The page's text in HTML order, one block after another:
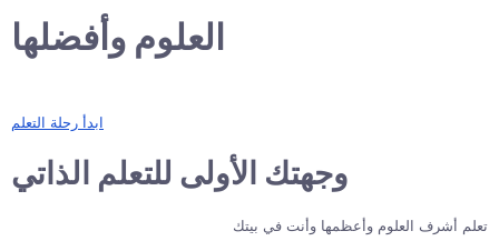
العلوم وأفضلها
ابدأ رحلة التعلم
وجهتك الأولى للتعلم الذاتي
تعلم أشرف العلوم وأعظمها وأنت في بيتك